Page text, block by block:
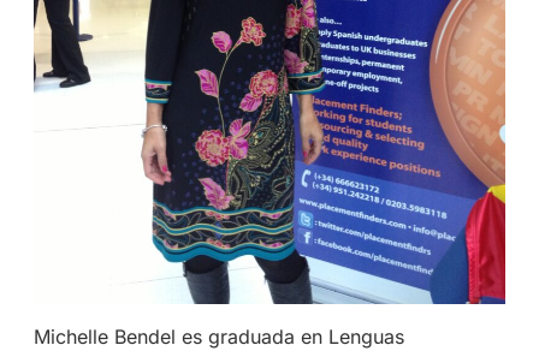
Michelle Bendel es graduada en Lenguas